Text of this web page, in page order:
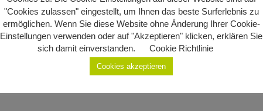
"Cookies zulassen" eingestellt, um Ihnen das beste Surferlebnis zu
ermöglichen. Wenn Sie diese Website ohne Änderung Ihrer Cookie-
Einstellungen verwenden oder auf "Akzeptieren" klicken, erklären Sie
sich damit einverstanden.
Cookie Richtlinie
Cookies akzeptieren